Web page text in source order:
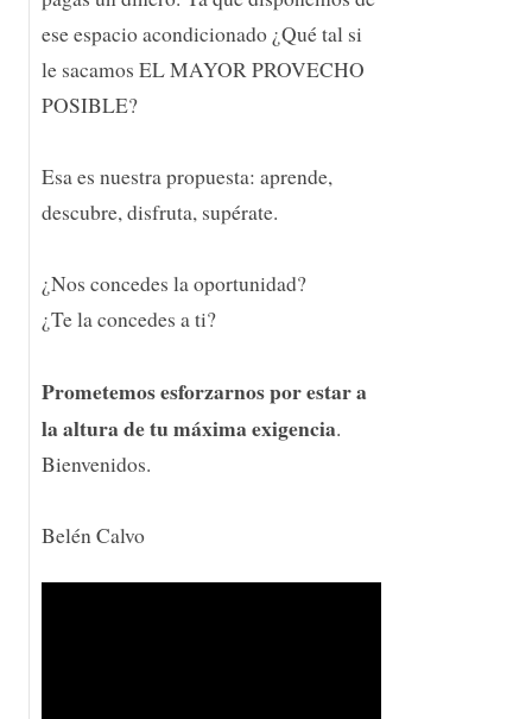
ese espacio acondicionado ¿Qué tal si
le sacamos EL MAYOR PROVECHO
POSIBLE?
Esa es nuestra propuesta: aprende,
descubre, disfruta, supérate.
¿Nos concedes la oportunidad?
¿Te la concedes a ti?
Prometemos esforzarnos por estar a
la altura de tu máxima exigencia.
Bienvenidos.
Belén Calvo